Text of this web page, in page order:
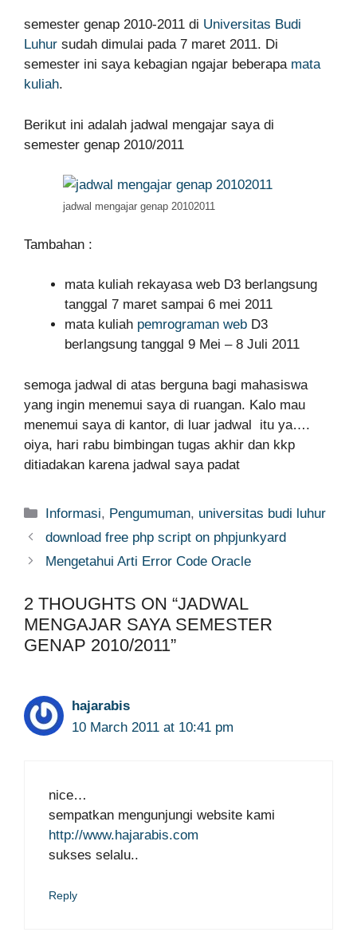
semester genap 2010-2011 di Universitas Budi
Luhur sudah dimulai pada 7 maret 2011. Di
semester ini saya kebagian ngajar beberapamata
kuliah.
Berikut ini adalah jadwal mengajar saya di
semester genap 2010/2011
jadwal mengajar genap 20102011
Tambahan :
mata kuliah rekayasa web D3 berlangsung
tanggal 7 maret sampai 6 mei 2011
mata kuliah pemrograman web D3
berlangsung tanggal 9 Mei – 8 Juli 2011
semoga jadwal di atas berguna bagi mahasiswa
yang ingin menemui saya di ruangan. Kalo mau
menemui saya di kantor, di luar jadwal itu ya….
oiya, hari rabu bimbingan tugas akhir dan kkp
ditiadakan karena jadwal saya padat
Categories
Informasi, Pengumuman, universitas budi luhur
download free php script on phpjunkyard
Mengetahui Arti Error Code Oracle
2 THOUGHTS ON “JADWAL
MENGAJAR SAYA SEMESTER
GENAP 2010/2011”
hajarabis
10 March 2011 at 10:41 pm
nice…
sempatkan mengunjungi website kami
http://www.hajarabis.com
sukses selalu..
Reply